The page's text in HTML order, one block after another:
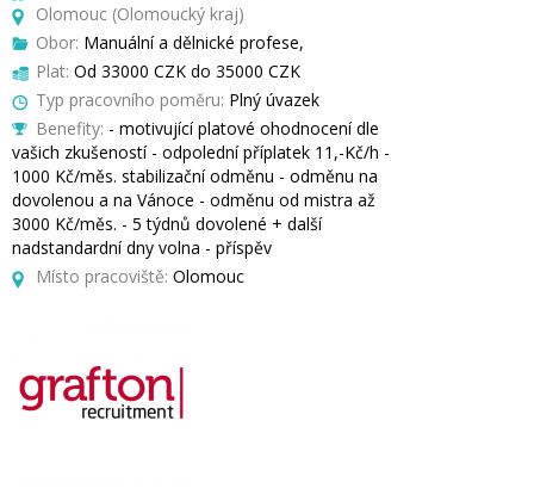
Olomouc (Olomoucký kraj)
Obor: Manuální a dělnické profese,
Plat: Od 33000 CZK do 35000 CZK
Typ pracovního poměru: Plný úvazek
Benefity: - motivující platové ohodnocení dle
vašich zkušeností - odpolední příplatek 11,-Kč/h -
1000 Kč/měs. stabilizační odměnu - odměnu na
dovolenou a na Vánoce - odměnu od mistra až
3000 Kč/měs. - 5 týdnů dovolené + další
nadstandardní dny volna - příspěv
Místo pracoviště: Olomouc